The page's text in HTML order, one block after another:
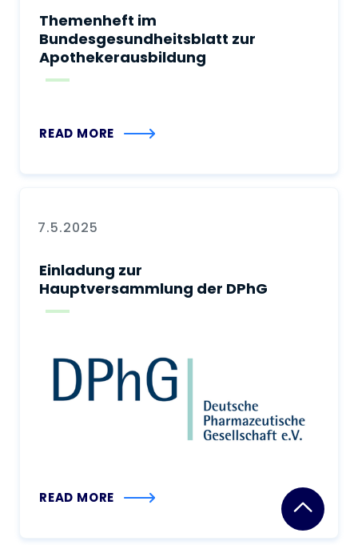
Themenheft im
Bundesgesundheitsblatt zur
Apothekerausbildung
READ MORE
7.5.2025
Einladung zur
Hauptversammlung der DPhG
READ MORE